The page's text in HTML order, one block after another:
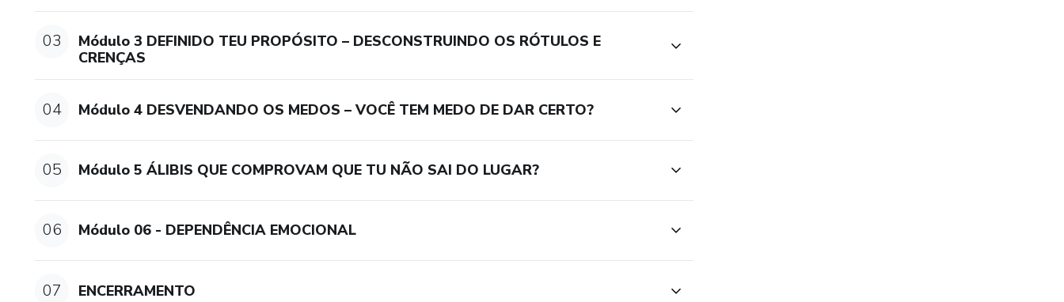
03
Módulo 3 DEFINIDO TEU PROPÓSITO – DESCONSTRUINDO OS RÓTULOS E
CRENÇAS
04 Módulo 4 DESVENDANDO OS MEDOS – VOCÊ TEM MEDO DE DAR CERTO?
05 Módulo 5 ÁLIBIS QUE COMPROVAM QUE TU NÃO SAI DO LUGAR?
06 Módulo 06 - DEPENDÊNCIA EMOCIONAL
07 ENCERRAMENTO